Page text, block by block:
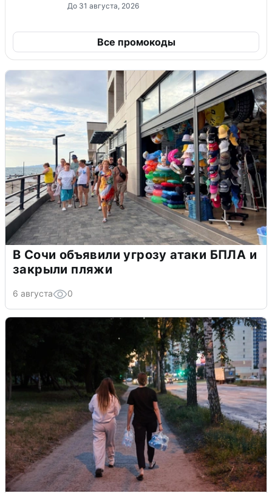
До 31 августа, 2026
Все промокоды
В Сочи объявили угрозу атаки БПЛА и
закрыли пляжи
6 августа 0